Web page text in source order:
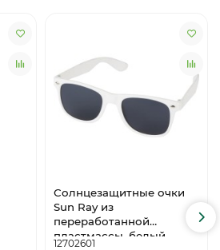
Солнцезащитные очки
Sun Ray из
переработанной
пластмассы, белый
12702601